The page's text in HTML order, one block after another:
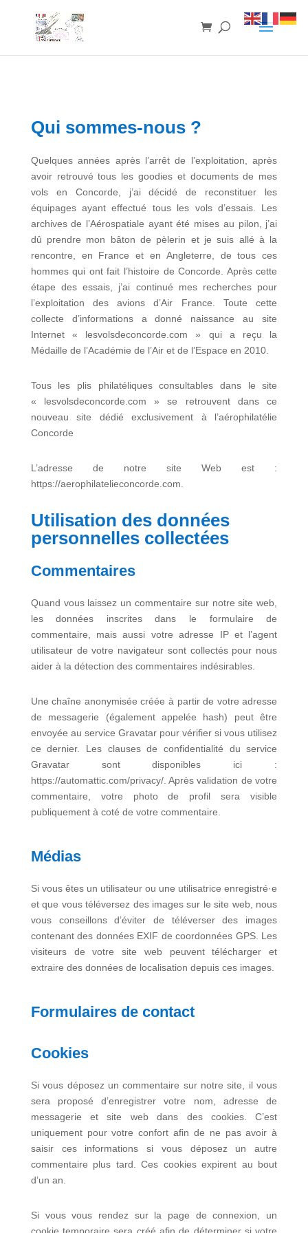
Qui sommes-nous ?
Quelques années après l’arrêt de l’exploitation, après
avoir retrouvé tous les goodies et documents de mes
vols en Concorde, j’ai décidé de reconstituer les
équipages ayant effectué tous les vols d’essais. Les
archives de l’Aérospatiale ayant été mises au pilon, j’ai
dû prendre mon bâton de pèlerin et je suis allé à la
rencontre, en France et en Angleterre, de tous ces
hommes qui ont fait l’histoire de Concorde. Après cette
étape des essais, j’ai continué mes recherches pour
l’exploitation des avions d’Air France. Toute cette
collecte d’informations a donné naissance au site
Internet « lesvolsdeconcorde.com » qui a reçu la
Médaille de l’Académie de l’Air et de l’Espace en 2010.
Tous les plis philatéliques consultables dans le site
« lesvolsdeconcorde.com » se retrouvent dans ce
nouveau site dédié exclusivement à l’aérophilatélie
Concorde
L’adresse de notre site Web est :
https://aerophilatelieconcorde.com.
Utilisation des données
personnelles collectées
Commentaires
Quand vous laissez un commentaire sur notre site web,
les données inscrites dans le formulaire de
commentaire, mais aussi votre adresse IP et l’agent
utilisateur de votre navigateur sont collectés pour nous
aider à la détection des commentaires indésirables.
Une chaîne anonymisée créée à partir de votre adresse
de messagerie (également appelée hash) peut être
envoyée au service Gravatar pour vérifier si vous utilisez
ce dernier. Les clauses de confidentialité du service
Gravatar sont disponibles ici :
https://automattic.com/privacy/. Après validation de votre
commentaire, votre photo de profil sera visible
publiquement à coté de votre commentaire.
Médias
Si vous êtes un utilisateur ou une utilisatrice enregistré·e
et que vous téléversez des images sur le site web, nous
vous conseillons d’éviter de téléverser des images
contenant des données EXIF de coordonnées GPS. Les
visiteurs de votre site web peuvent télécharger et
extraire des données de localisation depuis ces images.
Formulaires de contact
Cookies
Si vous déposez un commentaire sur notre site, il vous
sera proposé d’enregistrer votre nom, adresse de
messagerie et site web dans des cookies. C’est
uniquement pour votre confort afin de ne pas avoir à
saisir ces informations si vous déposez un autre
commentaire plus tard. Ces cookies expirent au bout
d’un an.
Si vous vous rendez sur la page de connexion, un